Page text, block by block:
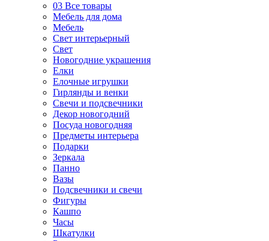
03 Все товары
Мебель для дома
Мебель
Свет интерьерный
Свет
Новогодние украшения
Елки
Елочные игрушки
Гирлянды и венки
Свечи и подсвечники
Декор новогодний
Посуда новогодняя
Предметы интерьера
Подарки
Зеркала
Панно
Вазы
Подсвечники и свечи
Фигуры
Кашпо
Часы
Шкатулки